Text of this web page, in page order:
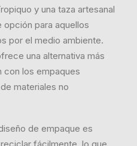
y una taza artesanal
para aquellos
por el medio ambiente.
una alternativa más
con los empaques
materiales no
de empaque es